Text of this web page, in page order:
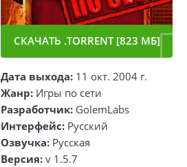
СКАЧАТЬ .TORRENT [823 МБ]
Дата выхода: 11 окт. 2004 г.
Жанр: Игры по сети
Разработчик: GolemLabs
Интерфейс: Русский
Озвучка: Русская
Версия: v 1.5.7